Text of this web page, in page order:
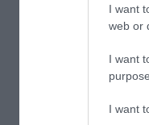
I want
web or
I want
I want
Páratlan a belga